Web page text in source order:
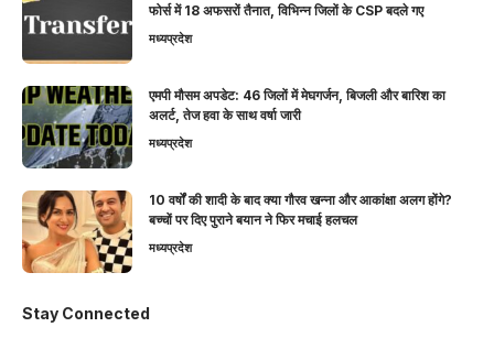
फोर्स में 18 अफसरों तैनात, विभिन्न जिलों के CSP बदले गए
मध्यप्रदेश
एमपी मौसम अपडेट: 46 जिलों में मेघगर्जन, बिजली और बारिश का
अलर्ट, तेज हवा के साथ वर्षा जारी
मध्यप्रदेश
10 वर्षों की शादी के बाद क्या गौरव खन्ना और आकांक्षा अलग होंगे?
बच्चों पर दिए पुराने बयान ने फिर मचाई हलचल
मध्यप्रदेश
Stay Connected